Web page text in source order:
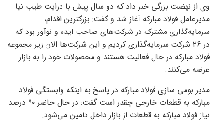
وی از نهضت بزرگی خبر داد که دو سال پیش با درایت طیب نیا
مدیرعامل فولاد مبارکه آغاز شد و گفت: بزرگترین اقدام،
سرمایه‌گذاری مشترک در شرکت‌های صاحب ایده و نوآور بود که
در ۲۶ شرکت سرمایه‌گذاری کردیم و این شرکت‌ها الان زیر مجموعه
فولاد مبارکه در حال فعالیت هستند و محصولات خود را به بازار
عرضه می‌کنند.
مدیر بومی سازی فولاد مبارکه در پاسخ به اینکه وابستگی فولاد
مبارکه به قطعات خارجی چقدر است گفت: در حال حاضر ۹۰ درصد
نیاز فولاد مبارکه به قطعات از بازار داخل تامین می‌شود.